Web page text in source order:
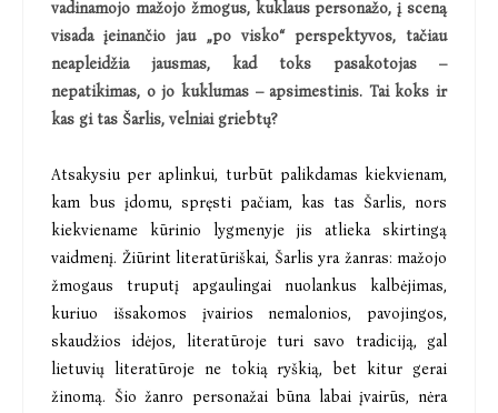
vadinamojo mažojo žmogus, kuklaus personažo, į sceną
visada įeinančio jau „po visko“ perspektyvos, tačiau
neapleidžia jausmas, kad toks pasakotojas –
nepatikimas, o jo kuklumas – apsimestinis. Tai koks ir
kas gi tas Šarlis, velniai griebtų?
Atsakysiu per aplinkui, turbūt palikdamas kiekvienam,
kam bus įdomu, spręsti pačiam, kas tas Šarlis, nors
kiekviename kūrinio lygmenyje jis atlieka skirtingą
vaidmenį. Žiūrint literatūriškai, Šarlis yra žanras: mažojo
žmogaus truputį apgaulingai nuolankus kalbėjimas,
kuriuo išsakomos įvairios nemalonios, pavojingos,
skaudžios idėjos, literatūroje turi savo tradiciją, gal
lietuvių literatūroje ne tokią ryškią, bet kitur gerai
žinomą. Šio žanro personažai būna labai įvairūs, nėra